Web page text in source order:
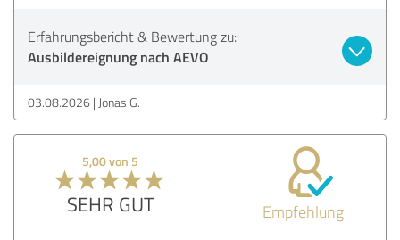
Erfahrungsbericht & Bewertung zu:
Ausbildereignung nach AEVO
03.08.2026 Jonas G.
5,00 von 5
SEHR GUT Empfehlung